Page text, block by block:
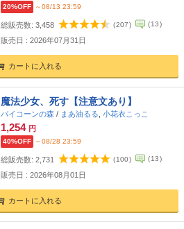
20%OFF ～08/13 23:59
総販売数: 3,458 (207) (13)
販売日 : 2026年07月31日
カートに入れる
魔法少女、死す【注意文あり】
バイコーンの森 / まあ油るる 小花衣こっこ
1,254 円
40%OFF ～08/28 23:59
総販売数: 2,731 (100) (13)
販売日 : 2026年08月01日
カートに入れる